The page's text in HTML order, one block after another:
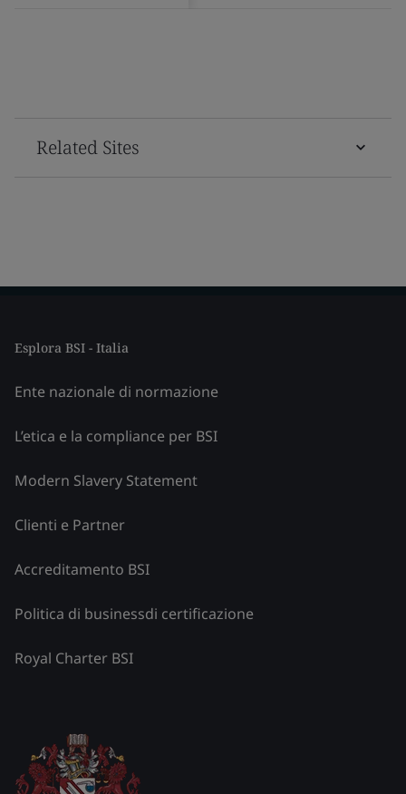
Related Sites
Esplora BSI - Italia
Ente nazionale di normazione
L’etica e la compliance per BSI
Modern Slavery Statement
Clienti e Partner
Accreditamento BSI
Politica di businessdi certificazione
Royal Charter BSI